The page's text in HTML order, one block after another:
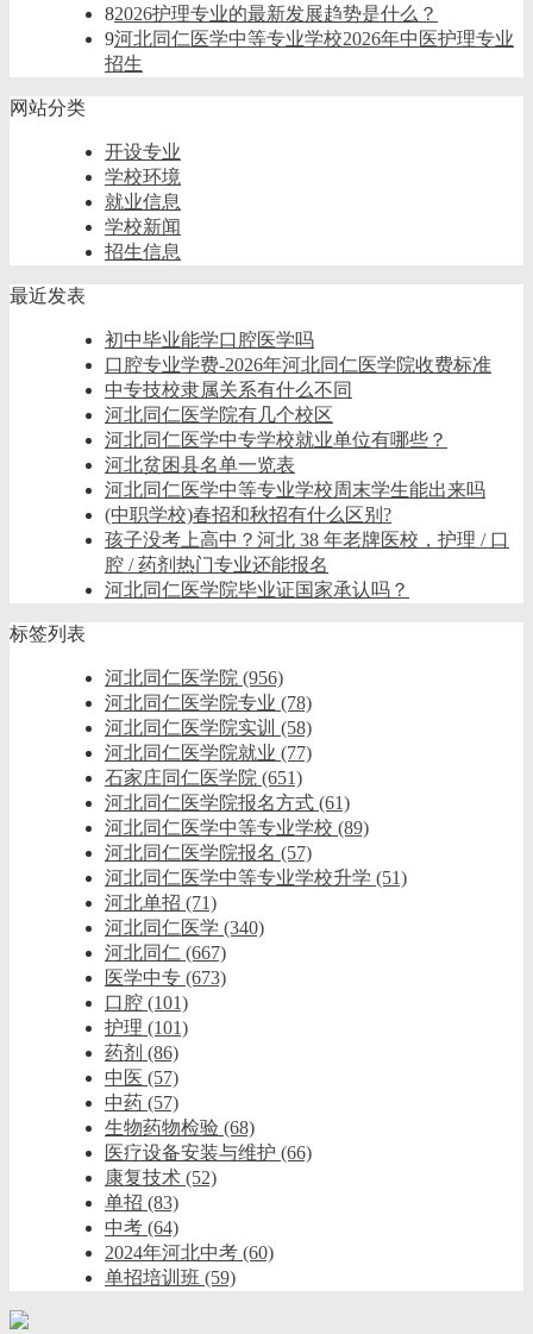
82026护理专业的最新发展趋势是什么？
9河北同仁医学中等专业学校2026年中医护理专业
招生
网站分类
开设专业
学校环境
就业信息
学校新闻
招生信息
最近发表
初中毕业能学口腔医学吗
口腔专业学费-2026年河北同仁医学院收费标准
中专技校隶属关系有什么不同
河北同仁医学院有几个校区
河北同仁医学中专学校就业单位有哪些？
河北贫困县名单一览表
河北同仁医学中等专业学校周末学生能出来吗
(中职学校)春招和秋招有什么区别?
孩子没考上高中？河北 38 年老牌医校，护理 / 口
腔 / 药剂热门专业还能报名
河北同仁医学院毕业证国家承认吗？
标签列表
河北同仁医学院 (956)
河北同仁医学院专业 (78)
河北同仁医学院实训 (58)
河北同仁医学院就业 (77)
石家庄同仁医学院 (651)
河北同仁医学院报名方式 (61)
河北同仁医学中等专业学校 (89)
河北同仁医学院报名 (57)
河北同仁医学中等专业学校升学 (51)
河北单招 (71)
河北同仁医学 (340)
河北同仁 (667)
医学中专 (673)
口腔 (101)
护理 (101)
药剂 (86)
中医 (57)
中药 (57)
生物药物检验 (68)
医疗设备安装与维护 (66)
康复技术 (52)
单招 (83)
中考 (64)
2024年河北中考 (60)
单招培训班 (59)